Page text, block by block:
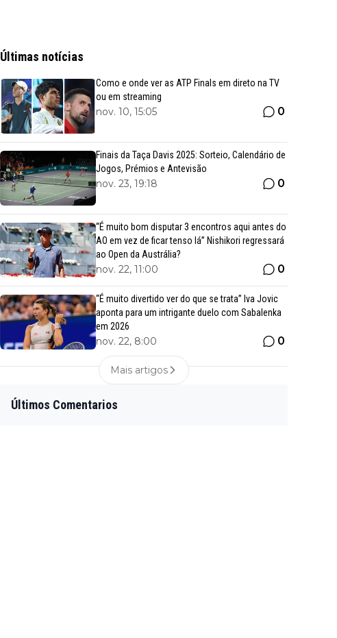
Últimas notícias
Como e onde ver as ATP Finals em direto na TV
ou em streaming
nov. 10, 15:05 0
Finais da Taça Davis 2025: Sorteio, Calendário de
Jogos, Prémios e Antevisão
nov. 23, 19:18 0
“É muito bom disputar 3 encontros aqui antes do
AO em vez de ficar tenso lá” Nishikori regressará
ao Open da Austrália?
nov. 22, 11:00 0
“É muito divertido ver do que se trata” Iva Jovic
aponta para um intrigante duelo com Sabalenka
em 2026
nov. 22, 8:00 0
Mais artigos
Últimos Comentarios